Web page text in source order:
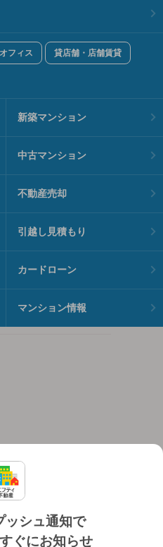
ッシュ通知で
ぐにお知らせ
フィス 貸店舗・店舗賃貸
新築マンション
中古マンション
不動産売却
引越し見積もり
カードローン
マンション情報